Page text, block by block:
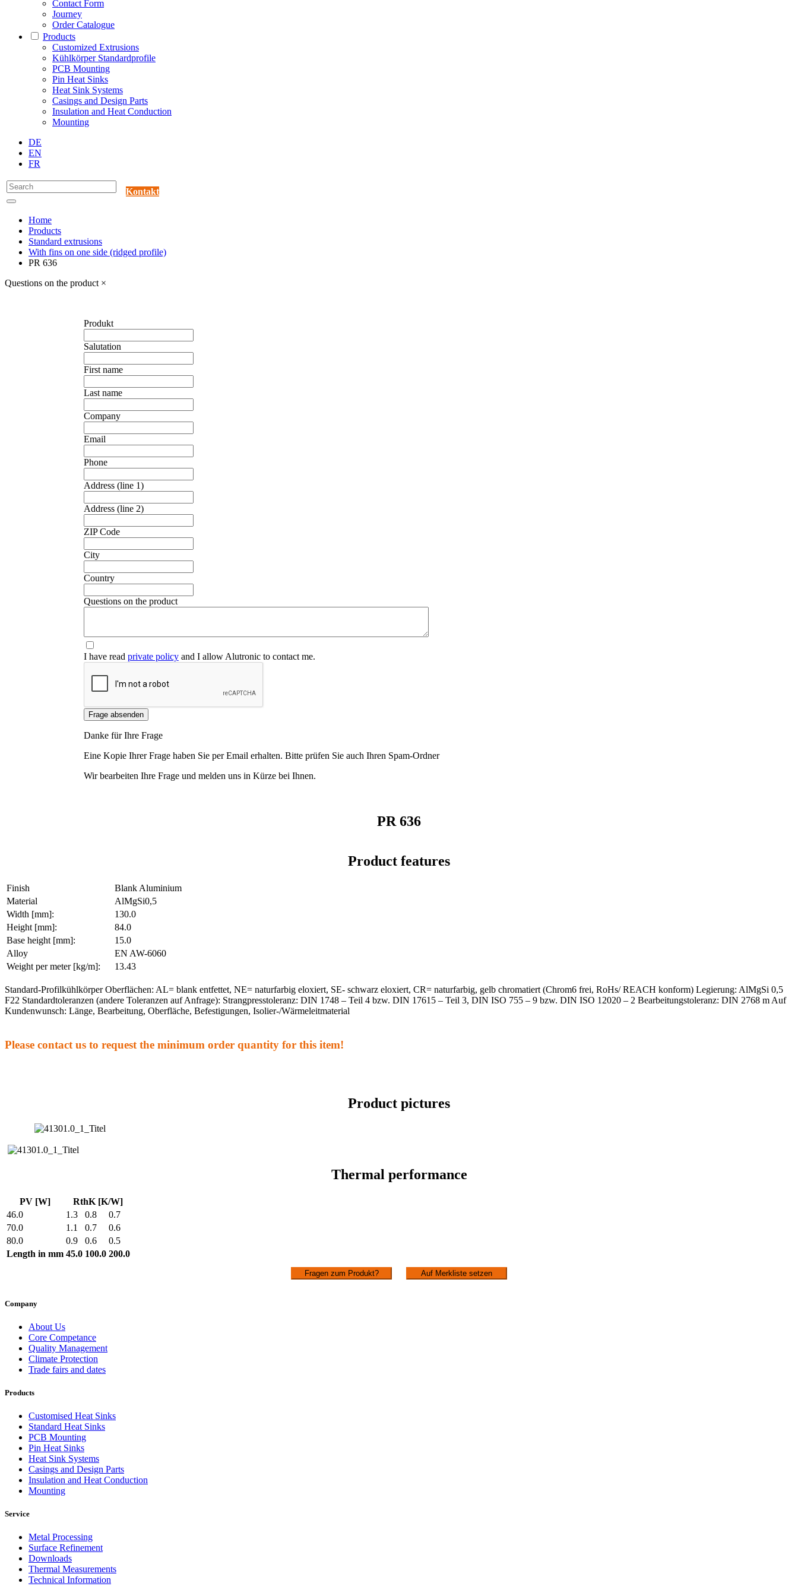
Contact Form
Journey
Order Catalogue
Products
Customized Extrusions
Kühlkörper Standardprofile
PCB Mounting
Pin Heat Sinks
Heat Sink Systems
Casings and Design Parts
Insulation and Heat Conduction
Mounting
DE
EN
FR
Kontakt
Home
Products
Standard extrusions
With fins on one side (ridged profile)
PR 636
Questions on the product ×
Produkt
Salutation
First name
Last name
Company
Email
Phone
Address (line 1)
Address (line 2)
ZIP Code
City
Country
Questions on the product
I have read private policyand I allow Alutronic to contact me.
Frage absenden
Danke für Ihre Frage
Eine Kopie Ihrer Frage haben Sie per Email erhalten. Bitte prüfen Sie auch Ihren Spam-Ordner
Wir bearbeiten Ihre Frage und melden uns in Kürze bei Ihnen.
PR 636
Product features
Finish
Blank Aluminium
Material
AlMgSi0,5
Width [mm]:
130.0
Height [mm]:
84.0
Base height [mm]:
15.0
Alloy
EN AW-6060
Weight per meter [kg/m]:
13.43
Standard-Profilkühlkörper Oberflächen: AL= blank entfettet, NE= naturfarbig eloxiert, SE- schwarz eloxiert, CR= naturfarbig, gelb chromatiert (Chrom6 frei, RoHs/ REACH konform) Legierung: AlMgSi 0,5
F22 Standardtoleranzen (andere Toleranzen auf Anfrage): Strangpresstoleranz: DIN 1748 – Teil 4 bzw. DIN 17615 – Teil 3, DIN ISO 755 – 9 bzw. DIN ISO 12020 – 2 Bearbeitungstoleranz: DIN 2768 m Auf
Kundenwunsch: Länge, Bearbeitung, Oberfläche, Befestigungen, Isolier-/Wärmeleitmaterial
Please contact us to request the minimum order quantity for this item!
Product pictures
Thermal performance
PV [W]
RthK [K/W]
46.0
1.3 0.8
0.7
70.0
1.1 0.7
0.6
80.0
0.9 0.6
0.5
Length in mm 45.0 100.0 200.0
Fragen zum Produkt? Auf Merkliste setzen
Company
About Us
Core Competance
Quality Management
Climate Protection
Trade fairs and dates
Products
Customised Heat Sinks
Standard Heat Sinks
PCB Mounting
Pin Heat Sinks
Heat Sink Systems
Casings and Design Parts
Insulation and Heat Conduction
Mounting
Service
Metal Processing
Surface Refinement
Downloads
Thermal Measurements
Technical Information